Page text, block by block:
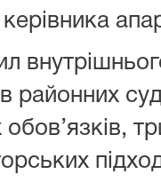
районних